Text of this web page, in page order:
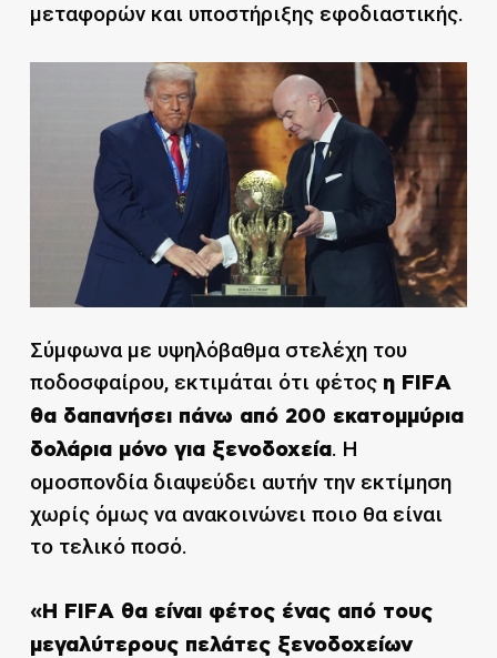
μεταφορών και υποστήριξης εφοδιαστικής.
Σύμφωνα με υψηλόβαθμα στελέχη του
ποδοσφαίρου, εκτιμάται ότι φέτος η FIFA
θα δαπανήσει πάνω από 200 εκατομμύρια
δολάρια μόνο για ξενοδοχεία. Η
ομοσπονδία διαψεύδει αυτήν την εκτίμηση
χωρίς όμως να ανακοινώνει ποιο θα είναι
το τελικό ποσό.
«Η FIFA θα είναι φέτος ένας από τους
μεγαλύτερους πελάτες ξενοδοχείων